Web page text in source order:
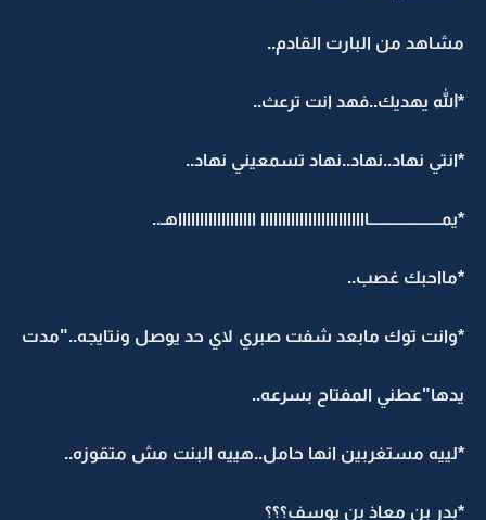
مشاهد من البارت القادم..
*الله يهديك..فهد انت ترعث..
*انتي نهاد..نهاد..نهاد تسمعيني نهاد..
*يمــــــــــــــــــــــااااااااااااااااااااااااا ااااااااااااااااااهـ..
*مااحبك غصب..
*وانت توك مابعد شفت صبري لاي حد يوصل ونتايجه.."مدت
يدها"عطني المفتاح بسرعه..
*لييه مستغربين انها حامل..هييه البنت مش متقوزه..
*بدر بن معاذ بن يوسف؟؟؟